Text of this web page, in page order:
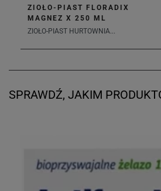
ZIOŁO-PIAST FLORADIX
MAGNEZ X 250 ML
ZIOŁO-PIAST HURTOWNIA...
SPRAWDŹ, JAKIM